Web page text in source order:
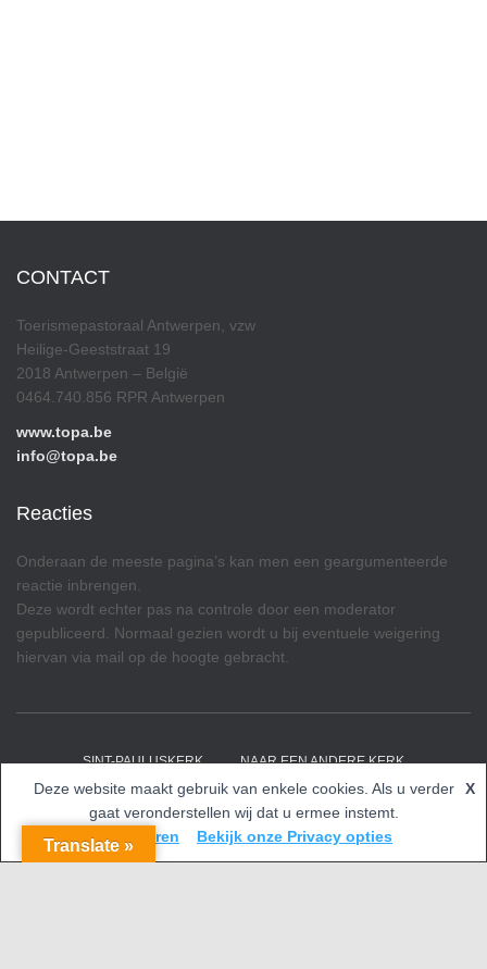
CONTACT
Toerismepastoraal Antwerpen, vzw
Heilige-Geeststraat 19
2018 Antwerpen – België
0464.740.856 RPR Antwerpen
www.topa.be
info@topa.be
Reacties
Onderaan de meeste pagina’s kan men een geargumenteerde
reactie inbrengen.
Deze wordt echter pas na controle door een moderator
gepubliceerd. Normaal gezien wordt u bij eventuele weigering
hiervan via mail op de hoogte gebracht.
SINT-PAULUSKERK NAAR EEN ANDERE KERK
Hestia | Ontwikkeld door ThemeIsle
Translate »
Deze website maakt gebruik van enkele cookies. Als u verder
gaat veronderstellen wij dat u ermee instemt.
X
Accepteren Bekijk onze Privacy opties